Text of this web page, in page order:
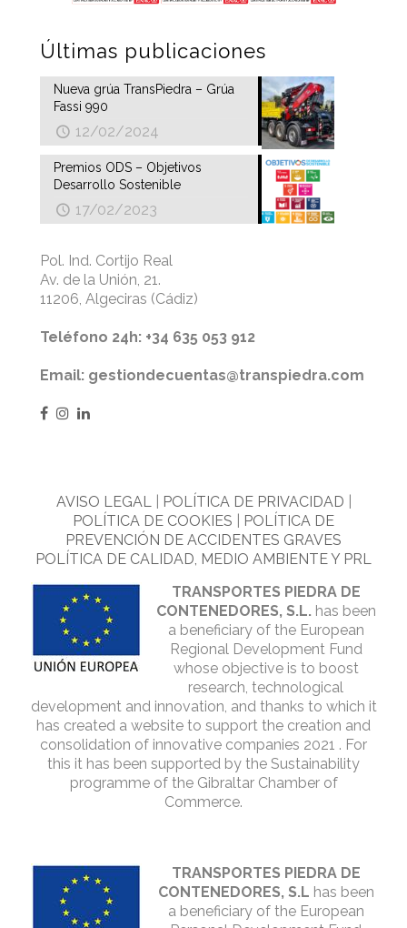
Últimas publicaciones
Nueva grúa TransPiedra – Grúa
Fassi 990
12/02/2024
Premios ODS – Objetivos
Desarrollo Sostenible
17/02/2023
Pol. Ind. Cortijo Real
Av. de la Unión, 21.
11206, Algeciras (Cádiz)
Teléfono 24h: +34 635 053 912
Email: gestiondecuentas@transpiedra.com
AVISO LEGAL| POLÍTICA DE PRIVACIDAD
POLÍTICA DE COOKIES
POLÍTICA DE
PREVENCIÓN DE ACCIDENTES GRAVES
POLÍTICA DE CALIDAD, MEDIO AMBIENTE Y PRL
TRANSPORTES PIEDRA DE
CONTENEDORES, S.L. has been
a beneficiary of the European
Regional Development Fund
whose objective is to boost
research, technological
development and innovation, and thanks to which it
has created a website to support the creation and
consolidation of innovative companies 2021 . For
this it has been supported by the Sustainability
programme of the Gibraltar Chamber of
Commerce.
TRANSPORTES PIEDRA DE
CONTENEDORES, S.L has been
a beneficiary of the European